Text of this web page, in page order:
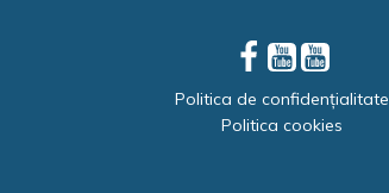
Politica de confidențialitate
Politica cookies